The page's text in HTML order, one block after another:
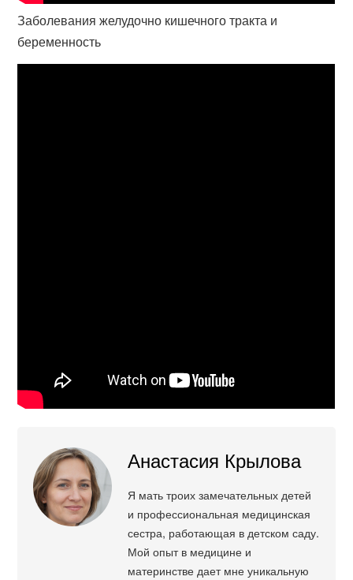
Заболевания желудочно кишечного тракта и
беременность
Анастасия Крылова
Я мать троих замечательных детей
и профессиональная медицинская
сестра, работающая в детском саду.
Мой опыт в медицине и
материнстве дает мне уникальную